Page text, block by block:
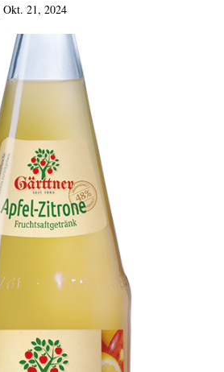
Okt. 21, 2024